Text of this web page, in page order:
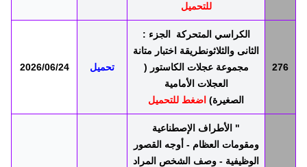
للتحميل
276
الكراسي المتحركة الجزء :
الثانى والثلاثونطريقة اختبار متانة
مجموعة عجلات الكاستور (
العجلات الأمامية
الصغيرة) اضغط للتحميل
تحميل 2026/06/24
" الأطراف الإصطناعية
ومقومات العظام - أوجه القصور
الوظيفية - وصف الشخص المراد